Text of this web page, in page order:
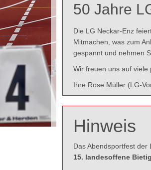
50 Jahre
Die LG Neckar-Enz
Mitmachen, was zum
gespannt und nehmen
Wir freuen uns auf viele
Ihre Rose Müller (LG-
Hinweis
Das Abendsportfest
15. landesoffene